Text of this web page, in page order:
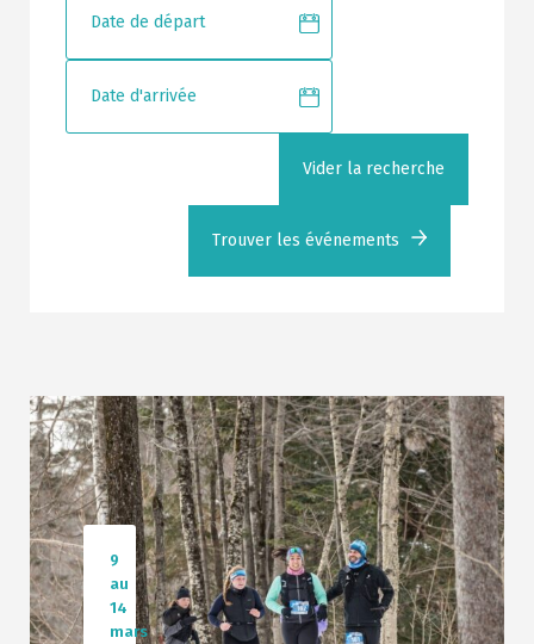
Vider la recherche
Trouver les événements
9
au
14
mars